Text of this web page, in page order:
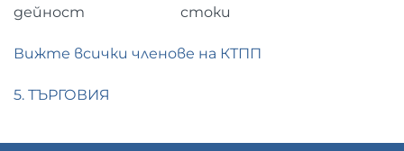
дейност
стоки
Вижте всички членове на КТПП
5. ТЪРГОВИЯ